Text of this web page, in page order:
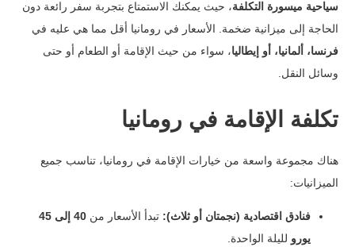
سياحية ميسورة التكلفة، حيث يمكنك الاستمتاع بتجربة سفر رائعة دون
الحاجة إلى ميزانية ضخمة. الأسعار في رومانيا أقل مما هي عليه في
فرنسا، ألمانيا، أو إيطاليا، سواء من حيث الإقامة أو الطعام أو حتى
وسائل النقل.
تكلفة الإقامة في رومانيا
هناك مجموعة واسعة من خيارات الإقامة في رومانيا، تناسب جميع
الميزانيات:
فنادق اقتصادية (نجمتان أو ثلاث): تبدأ الأسعار من
40 إلى 45
يورو لليلة الواحدة.